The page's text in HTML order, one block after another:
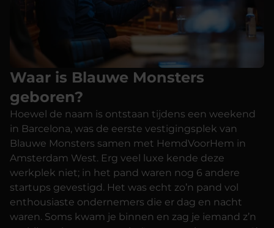
Waar is Blauwe Monsters
geboren?
Hoewel de naam is ontstaan tijdens een weekend
in Barcelona, was de eerste vestigingsplek van
Blauwe Monsters samen met HemdVoorHem in
Amsterdam West. Erg veel luxe kende deze
werkplek niet; in het pand waren nog 6 andere
startups gevestigd. Het was echt zo’n pand vol
enthousiaste ondernemers die er dag en nacht
waren. Soms kwam je binnen en zag je iemand z’n